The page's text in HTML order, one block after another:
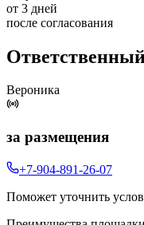
от 3 дней
после согласования
Вероника
за размещения
+7-904-891-26-07
Поможет уточнить